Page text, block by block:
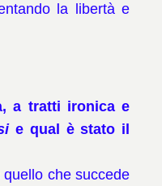
la libertà e
a tratti ironica e
e qual è stato il
che succede